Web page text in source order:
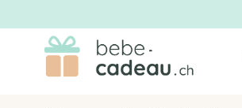
Allez au contenu